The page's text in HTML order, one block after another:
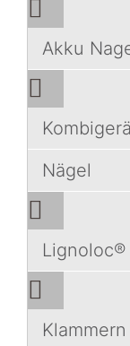
Akku
Nägel
Klammern